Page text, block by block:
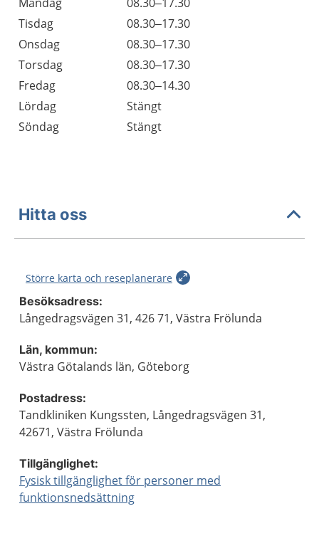
Dag
Tisdag
08.30–17.30
Onsdag
08.30–17.30
Torsdag
08.30–17.30
Fredag
08.30–14.30
Lördag
Stängt
Söndag
Stängt
Hitta oss
Större karta och reseplanerare
Besöksadress:
Långedragsvägen 31, 426 71, Västra Frölunda
Län, kommun:
Västra Götalands län, Göteborg
Postadress:
Tandkliniken Kungssten, Långedragsvägen 31,
42671, Västra Frölunda
Tillgänglighet:
Fysisk tillgänglighet för personer med
funktionsnedsättning